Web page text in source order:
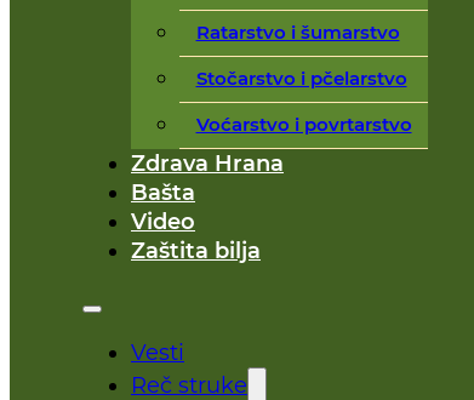
Ratarstvo i šumarstvo
Stočarstvo i pčelarstvo
Voćarstvo i povrtarstvo
Zdrava Hrana
Bašta
Video
Zaštita bilja
Vesti
Reč struke